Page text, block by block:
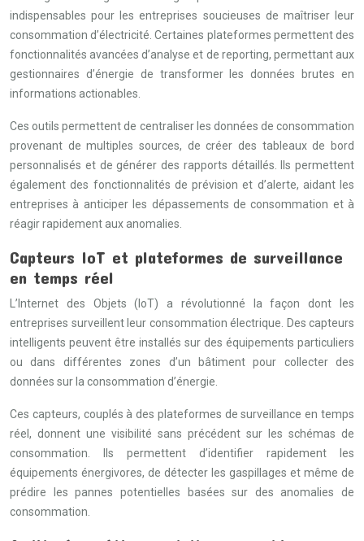
indispensables pour les entreprises soucieuses de maîtriser leur
consommation d’électricité. Certaines plateformes permettent des
fonctionnalités avancées d’analyse et de reporting, permettant aux
gestionnaires d’énergie de transformer les données brutes en
informations actionables.
Ces outils permettent de centraliser les données de consommation
provenant de multiples sources, de créer des tableaux de bord
personnalisés et de générer des rapports détaillés. Ils permettent
également des fonctionnalités de prévision et d’alerte, aidant les
entreprises à anticiper les dépassements de consommation et à
réagir rapidement aux anomalies.
Capteurs IoT et plateformes de surveillance
en temps réel
L’Internet des Objets (IoT) a révolutionné la façon dont les
entreprises surveillent leur consommation électrique. Des capteurs
intelligents peuvent être installés sur des équipements particuliers
ou dans différentes zones d’un bâtiment pour collecter des
données sur la consommation d’énergie.
Ces capteurs, couplés à des plateformes de surveillance en temps
réel, donnent une visibilité sans précédent sur les schémas de
consommation. Ils permettent d’identifier rapidement les
équipements énergivores, de détecter les gaspillages et même de
prédire les pannes potentielles basées sur des anomalies de
consommation.